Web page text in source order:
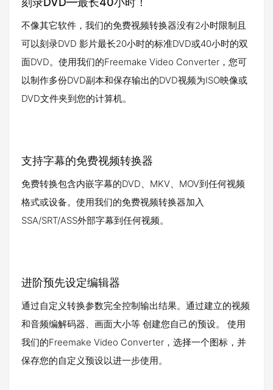
不像其它软件，我们的免费视频转换器没有2小时限制且
可以刻录DVD 影片最长20小时的标准DVD或40小时的双
面DVD。使用我们的Freemake Video Converter，您可
以制作多份DVD副本和保存输出的DVD视频为ISO映像或
DVD文件夹到您的计算机。
支持字幕的免费视频转换器
免费转换包含内嵌字幕的DVD、MKV、MOV到任何视频
格式或设备。使用我们的免费视频转换器加入
SSA/SRT/ASS外部字幕到任何视频。
进阶预先设定编辑器
通过自定义转换参数完全控制输出结果。通过建立的视频
和音频编解码器、画面大小等 创建您自己的预设。 使用
我们的Freemake Video Converter，选择一个图标，并
保存您的自定义预设以进一步使用。